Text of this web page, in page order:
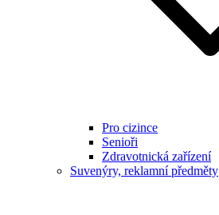
Pro cizince
Senioři
Zdravotnická zařízení
Suvenýry, reklamní předměty